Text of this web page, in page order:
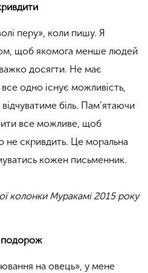
перу», коли пишу. Я
щоб якомога менше людей
важко досягти. Не має
одно існує можливість,
біль. Пам’ятаючи
все можливе, щоб
не скривдить. Це моральна
кожен письменник.
колонки Муракамі 2015 року
подорож
на овець», у мене